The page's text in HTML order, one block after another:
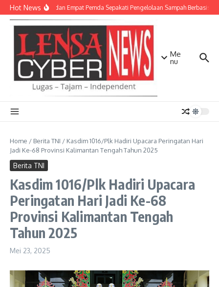
Lewati ke konten
Hot NewsTNI AD dan Empat Pemda Sepakati Pengelolaan Sampah Berbasis
Me
nu
Home / Berita TNI / Kasdim 1016/Plk Hadiri Upacara Peringatan Hari
Jadi Ke-68 Provinsi Kalimantan Tengah Tahun 2025
Berita TNI
Kasdim 1016/Plk Hadiri Upacara
Peringatan Hari Jadi Ke-68
Provinsi Kalimantan Tengah
Tahun 2025
Mei 23, 2025